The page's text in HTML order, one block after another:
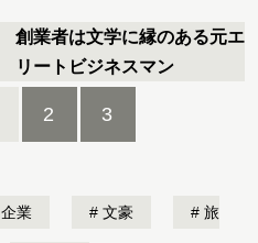
創業者は文学に縁のある元エ
リートビジネスマン
2 3
企業 文豪 旅